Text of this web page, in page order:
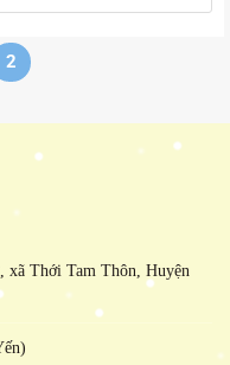
2
Thới Tam Thôn, Huyện